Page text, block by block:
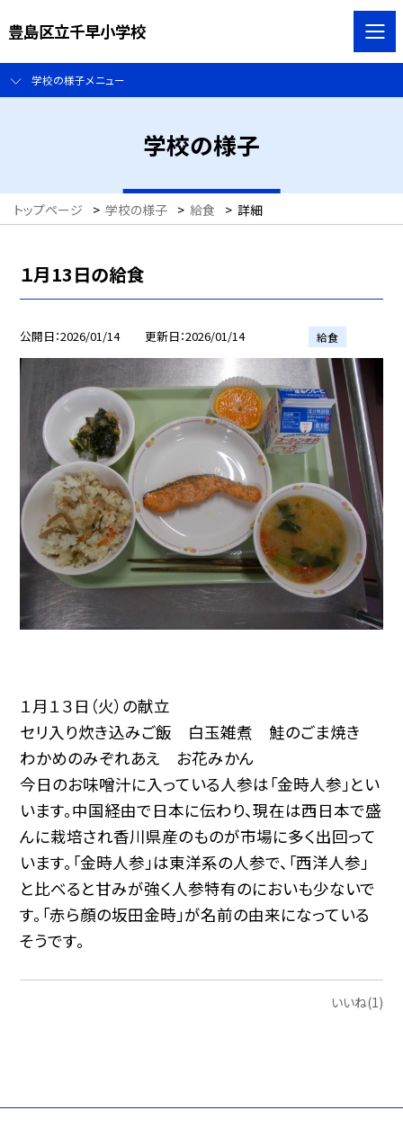
豊島区立千早小学校
学校の様子メニュー
学校の様子
トップページ > 学校の様子 > 給食 > 詳細
１月13日の給食
公開日 2026/01/14 更新日 2026/01/14 給食
１月１３日（火）の献立
セリ入り炊き込みご飯 白玉雑煮 鮭のごま焼き
わかめのみぞれあえ お花みかん
今日のお味噌汁に入っている人参は「金時人参」とい
います。中国経由で日本に伝わり、現在は西日本で盛
んに栽培され香川県産のものが市場に多く出回って
います。「金時人参」は東洋系の人参で、「西洋人参」
と比べると甘みが強く人参特有のにおいも少ないで
す。「赤ら顔の坂田金時」が名前の由来になっている
そうです。
いいね(1)